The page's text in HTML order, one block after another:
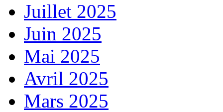
Juillet 2025
Juin 2025
Mai 2025
Avril 2025
Mars 2025